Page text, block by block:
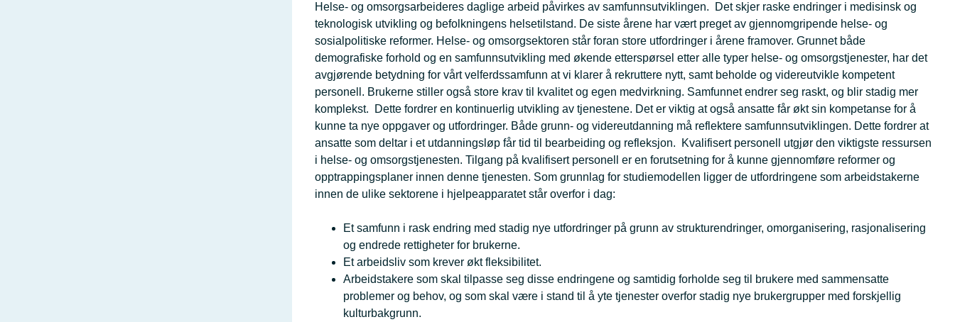
Helse- og omsorgsarbeideres daglige arbeid påvirkes av samfunnsutviklingen. Det skjer raske endringer i medisinsk og
teknologisk utvikling og befolkningens helsetilstand. De siste årene har vært preget av gjennomgripende helse- og
sosialpolitiske reformer. Helse- og omsorgsektoren står foran store utfordringer i årene framover. Grunnet både
demografiske forhold og en samfunnsutvikling med økende etterspørsel etter alle typer helse- og omsorgstjenester, har det
avgjørende betydning for vårt velferdssamfunn at vi klarer å rekruttere nytt, samt beholde og videreutvikle kompetent
personell. Brukerne stiller også store krav til kvalitet og egen medvirkning. Samfunnet endrer seg raskt, og blir stadig mer
komplekst. Dette fordrer en kontinuerlig utvikling av tjenestene. Det er viktig at også ansatte får økt sin kompetanse for å
kunne ta nye oppgaver og utfordringer. Både grunn- og videreutdanning må reflektere samfunnsutviklingen. Dette fordrer at
ansatte som deltar i et utdanningsløp får tid til bearbeiding og refleksjon. Kvalifisert personell utgjør den viktigste ressursen
i helse- og omsorgstjenesten. Tilgang på kvalifisert personell er en forutsetning for å kunne gjennomføre reformer og
opptrappingsplaner innen denne tjenesten. Som grunnlag for studiemodellen ligger de utfordringene som arbeidstakerne
innen de ulike sektorene i hjelpeapparatet står overfor i dag:
Et samfunn i rask endring med stadig nye utfordringer på grunn av strukturendringer, omorganisering, rasjonalisering
og endrede rettigheter for brukerne.
Et arbeidsliv som krever økt fleksibilitet.
Arbeidstakere som skal tilpasse seg disse endringene og samtidig forholde seg til brukere med sammensatte
problemer og behov, og som skal være i stand til å yte tjenester overfor stadig nye brukergrupper med forskjellig
kulturbakgrunn.